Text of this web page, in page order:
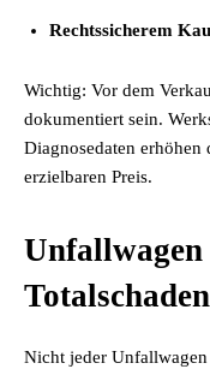
Rechtssicherem
Wichtig: Vor dem
dokumentiert sein.
Diagnosedaten
erzielbaren Preis.
Nicht jeder